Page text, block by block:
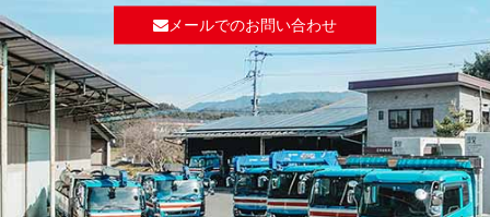
メールでのお問い合わせ